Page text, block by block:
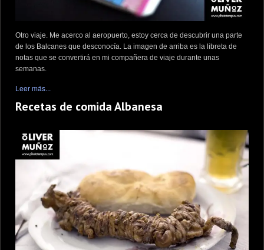
Otro viaje. Me acerco al aeropuerto, estoy cerca de descubrir una parte
de los Balcanes que desconocía. La imagen de arriba es la libreta de
notas que se convertirá en mi compañera de viaje durante unas
semanas.
Leer más...
Recetas de comida Albanesa